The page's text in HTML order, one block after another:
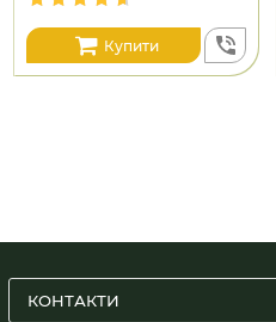
Купити
КОНТАКТИ